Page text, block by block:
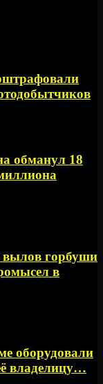
обманул 18
вылов горбуши
в
оборудовали
владелицу…